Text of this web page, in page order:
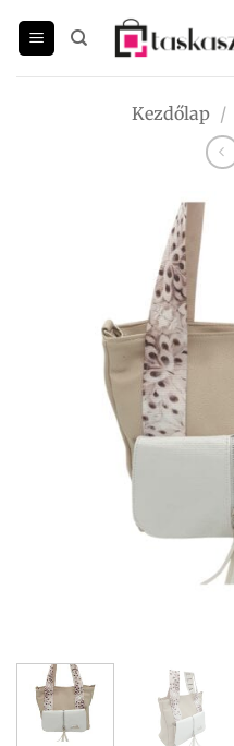
Kezdőlap /